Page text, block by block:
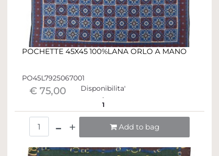
POCHETTE 45X45 100%LANA ORLO A MANO
PO45L7925067001
€ 75,00 Disponibilita'
1
Add to bag